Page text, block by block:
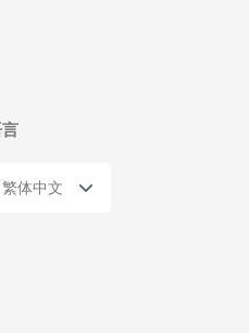
繁体中文